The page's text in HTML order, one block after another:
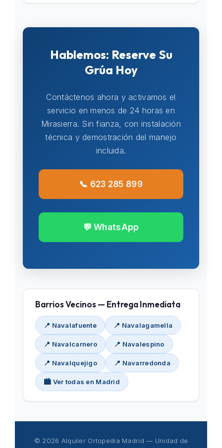
Hablemos: Reserve Su
Grúa Hoy
Contáctenos ahora y activamos el
servicio en menos de 24 horas en
Mirasierra. Sin fianza, con instalación
técnica y demostración del manejo
incluida.
📞 623 285 899
💬 WhatsApp
Barrios Vecinos — Entrega Inmediata
📍 Navalafuente 📍 Navalagamella
📍 Navalcarnero 📍 Navalespino
📍 Navalquejigo 📍 Navarredonda
🏙️ Ver todas en Madrid
© 2026 Alquiler Ortopedia Madrid — Unidad de